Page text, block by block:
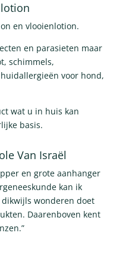
en vlooienlotion.
en parasieten maar
schimmels,
voor hond,
wat u in huis kan
basis.
Van Israël
en grote aanhanger
kan ik
wonderen doet
Daarenboven kent